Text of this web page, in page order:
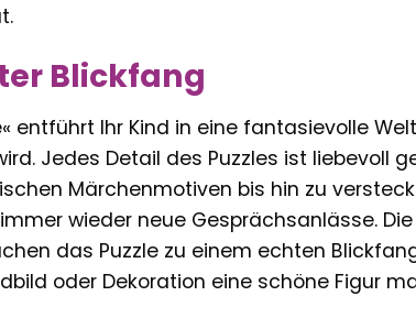
Blickfang
entführt Ihr Kind in eine fantasievolle
Jedes Detail des Puzzles ist liebevoll
Märchenmotiven bis hin zu
wieder neue Gesprächsanlässe.
das Puzzle zu einem echten
oder Dekoration eine schöne Figur